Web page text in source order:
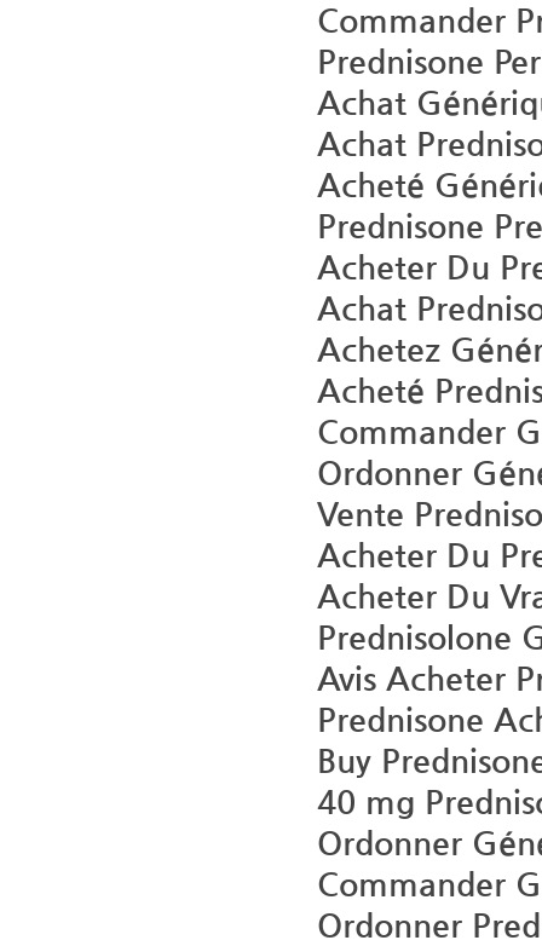
Commander
Prednisone
Achat
Achat
Acheté
Prednisone
Acheter Du
Achat
Achetez
Acheté
Commander
Ordonner
Vente
Acheter Du
Acheter Du
Prednisolone
Avis Acheter
Prednisone
Buy
40 mg
Ordonner
Commander
Ordonner